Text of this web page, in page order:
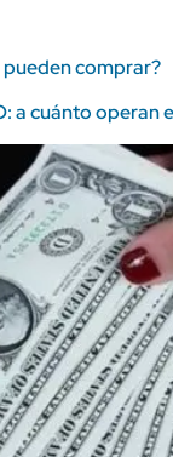
comprar?
a cuánto operan